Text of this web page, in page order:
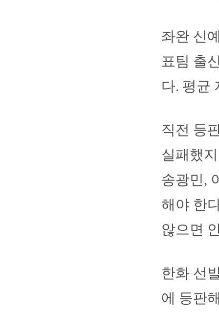
좌완 신
표팀 출
다. 평균
직전 등
실패했
송광민,
해야 한
않으면
한화 선
에 등판